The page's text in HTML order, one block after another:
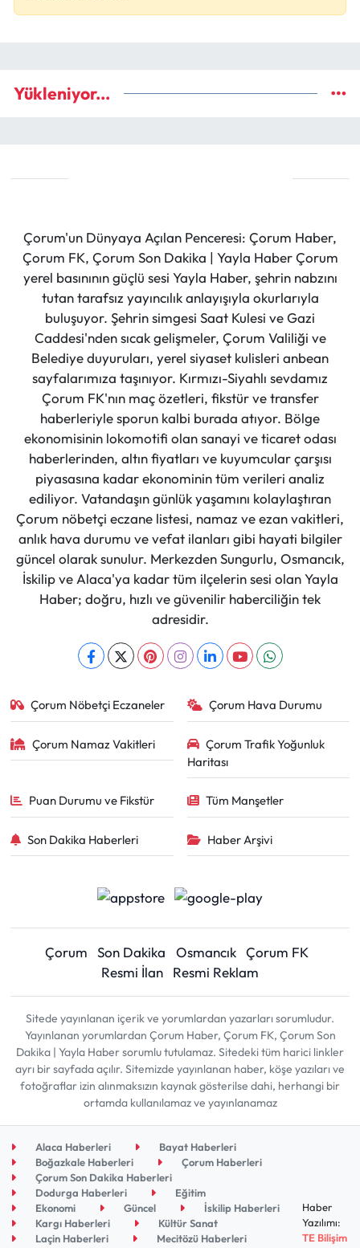
Yükleniyor...
Çorum'un Dünyaya Açılan Penceresi: Çorum Haber,
Çorum FK, Çorum Son Dakika | Yayla Haber Çorum
yerel basınının güçlü sesi Yayla Haber, şehrin nabzını
tutan tarafsız yayıncılık anlayışıyla okurlarıyla
buluşuyor. Şehrin simgesi Saat Kulesi ve Gazi
Caddesi'nden sıcak gelişmeler, Çorum Valiliği ve
Belediye duyuruları, yerel siyaset kulisleri anbean
sayfalarımıza taşınıyor. Kırmızı-Siyahlı sevdamız
Çorum FK'nın maç özetleri, fikstür ve transfer
haberleriyle sporun kalbi burada atıyor. Bölge
ekonomisinin lokomotifi olan sanayi ve ticaret odası
haberlerinden, altın fiyatları ve kuyumcular çarşısı
piyasasına kadar ekonominin tüm verileri analiz
ediliyor. Vatandaşın günlük yaşamını kolaylaştıran
Çorum nöbetçi eczane listesi, namaz ve ezan vakitleri,
anlık hava durumu ve vefat ilanları gibi hayati bilgiler
güncel olarak sunulur. Merkezden Sungurlu, Osmancık,
İskilip ve Alaca'ya kadar tüm ilçelerin sesi olan Yayla
Haber; doğru, hızlı ve güvenilir haberciliğin tek
adresidir.
Çorum Nöbetçi Eczaneler Çorum Hava Durumu
Çorum Namaz Vakitleri
Çorum Trafik Yoğunluk
Haritası
Puan Durumu ve Fikstür Tüm Manşetler
Son Dakika Haberleri Haber Arşivi
Çorum Son Dakika Osmancık Çorum FK
Resmi İlan
Resmi Reklam
Sitede yayınlanan içerik ve yorumlardan yazarları sorumludur.
Yayınlanan yorumlardan Çorum Haber, Çorum FK, Çorum Son
Dakika | Yayla Haber sorumlu tutulamaz. Sitedeki tüm harici linkler
ayrı bir sayfada açılır. Sitemizde yayınlanan haber, köşe yazıları ve
fotoğraflar izin alınmaksızın kaynak gösterilse dahi, herhangi bir
ortamda kullanılamaz ve yayınlanamaz
Alaca Haberleri
Bayat Haberleri
Boğazkale Haberleri
Çorum Haberleri
Çorum Son Dakika Haberleri
Dodurga Haberleri
Eğitim
Ekonomi
Güncel
İskilip Haberleri
Kargı Haberleri
Kültür Sanat
Laçin Haberleri
Mecitözü Haberleri
Haber
Yazılımı:
TE Bilişim